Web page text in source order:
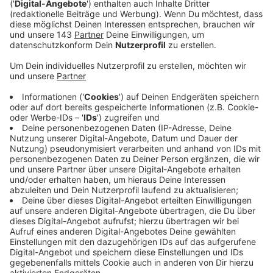
Urlaubsplanung oder einfach treiben lassen
Anzeige
Für viele beginnt jetzt die Zeit, in der der
Sommerurlaub geplant wird. Ziele vergleichen, Preise
checken, Unterkünfte buchen. Aber was, wenn man
einfach mal nichts plant?
Anzeige
Hier ist es doch auch schön
Anzeige